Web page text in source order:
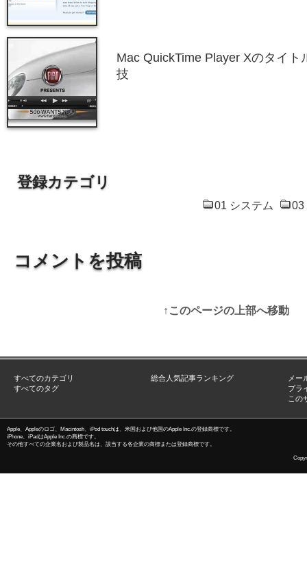
Mac QuickTime Player Xのタイト
技
登録カテゴリ
01 システム 03
コメントを投稿
↑このページの上部へ移動
すべてのカテゴリ
すべてのタグ
総合人気記事ランキング
メー
プラ
この
Apple、Appleのロゴ、Macintosh、iPod touchは、米国および他国のApple Inc.の登録商標です。
iPhone、iPadはApple Inc.の商標です。
その他すべての企業名および製品名は、該当する各企業の商標または登録商標です。